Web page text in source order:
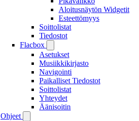
Aloitusnäytön Widgetit
Esteettömyys
Soittolistat
Tiedostot
Flacbox
Asetukset
Musiikkikirjasto
Navigointi
Paikalliset Tiedostot
Soittolistat
Yhteydet
Äänisoitin
Ohjeet